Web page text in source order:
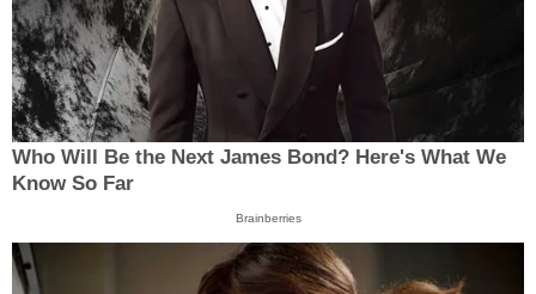
Who Will Be the Next James Bond? Here's What We
Know So Far
Brainberries